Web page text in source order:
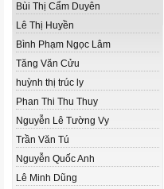
Bùi Thị Cẩm Duyên
Lê Thị Huyền
Bình Phạm Ngọc Lâm
Tăng Văn Cửu
huỳnh thị trúc ly
Phan Thi Thu Thuy
Nguyễn Lê Tường Vy
Trần Văn Tú
Nguyễn Quốc Anh
Lê Minh Dũng